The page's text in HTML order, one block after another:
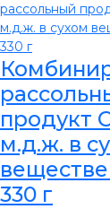
продукт
м.д.ж. в
веществе
330 г